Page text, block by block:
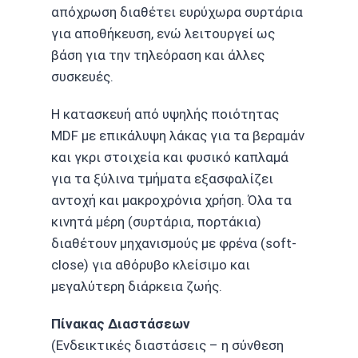
απόχρωση διαθέτει ευρύχωρα συρτάρια
για αποθήκευση, ενώ λειτουργεί ως
βάση για την τηλεόραση και άλλες
συσκευές.
Η κατασκευή από υψηλής ποιότητας
MDF με επικάλυψη λάκας για τα βεραμάν
και γκρι στοιχεία και φυσικό καπλαμά
για τα ξύλινα τμήματα εξασφαλίζει
αντοχή και μακροχρόνια χρήση. Όλα τα
κινητά μέρη (συρτάρια, πορτάκια)
διαθέτουν μηχανισμούς με φρένα (soft-
close) για αθόρυβο κλείσιμο και
μεγαλύτερη διάρκεια ζωής.
Πίνακας Διαστάσεων
(Ενδεικτικές διαστάσεις – η σύνθεση